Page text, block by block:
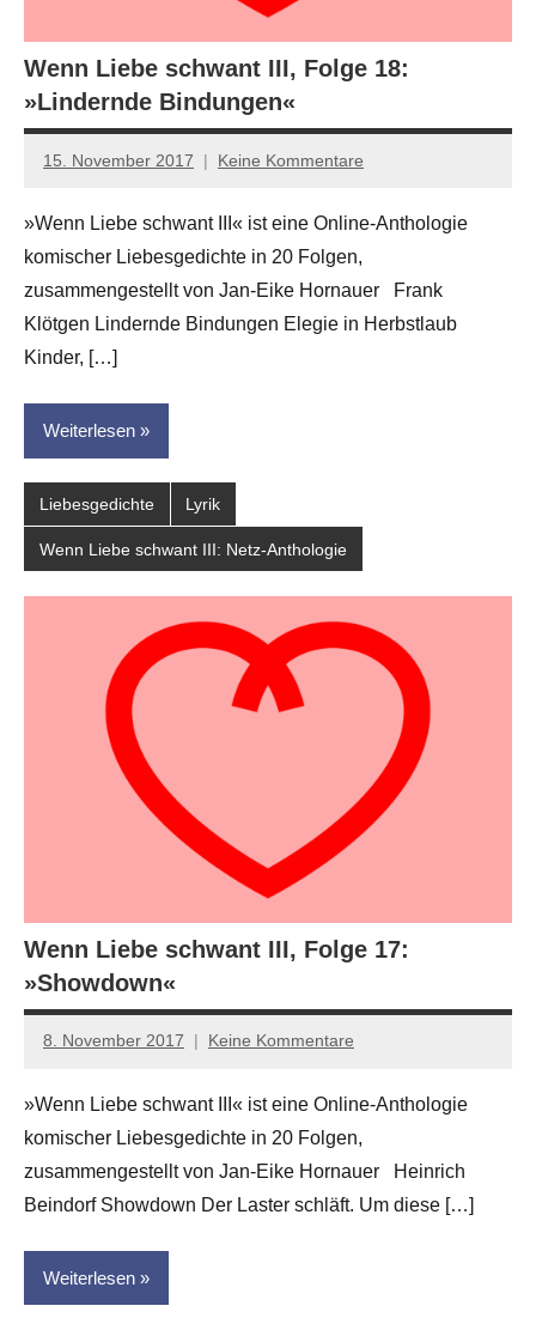
Wenn Liebe schwant III, Folge 18:
»Lindernde Bindungen«
15. November 2017
Jan-
Hornauer
für
dasgedichtblog
Keine Kommentare
»Wenn Liebe schwant III« ist eine Online-Anthologie
komischer Liebesgedichte in 20 Folgen,
zusammengestellt von Jan-Eike Hornauer Frank
Klötgen Lindernde Bindungen Elegie in Herbstlaub
Kinder, […]
Weiterlesen
Liebesgedichte Lyrik
Wenn Liebe schwant III: Netz-Anthologie
Wenn Liebe schwant III, Folge 17:
»Showdown«
8. November 2017
Jan-
Hornauer
für
dasgedichtblog
Keine Kommentare
»Wenn Liebe schwant III« ist eine Online-Anthologie
komischer Liebesgedichte in 20 Folgen,
zusammengestellt von Jan-Eike Hornauer Heinrich
Beindorf Showdown Der Laster schläft. Um diese […]
Weiterlesen